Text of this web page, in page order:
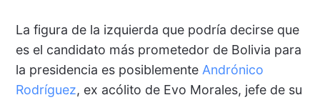
La figura de la izquierda que podría decirse que
es el candidato más prometedor de Bolivia para
la presidencia es posiblemente Andrónico
Rodríguez, ex acólito de Evo Morales, jefe de su